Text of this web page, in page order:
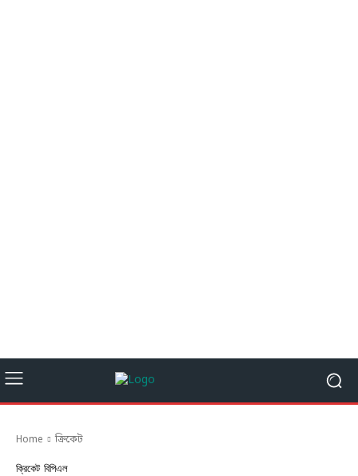
Home ক্রিকেট
ক্রিকেট বিপিএল